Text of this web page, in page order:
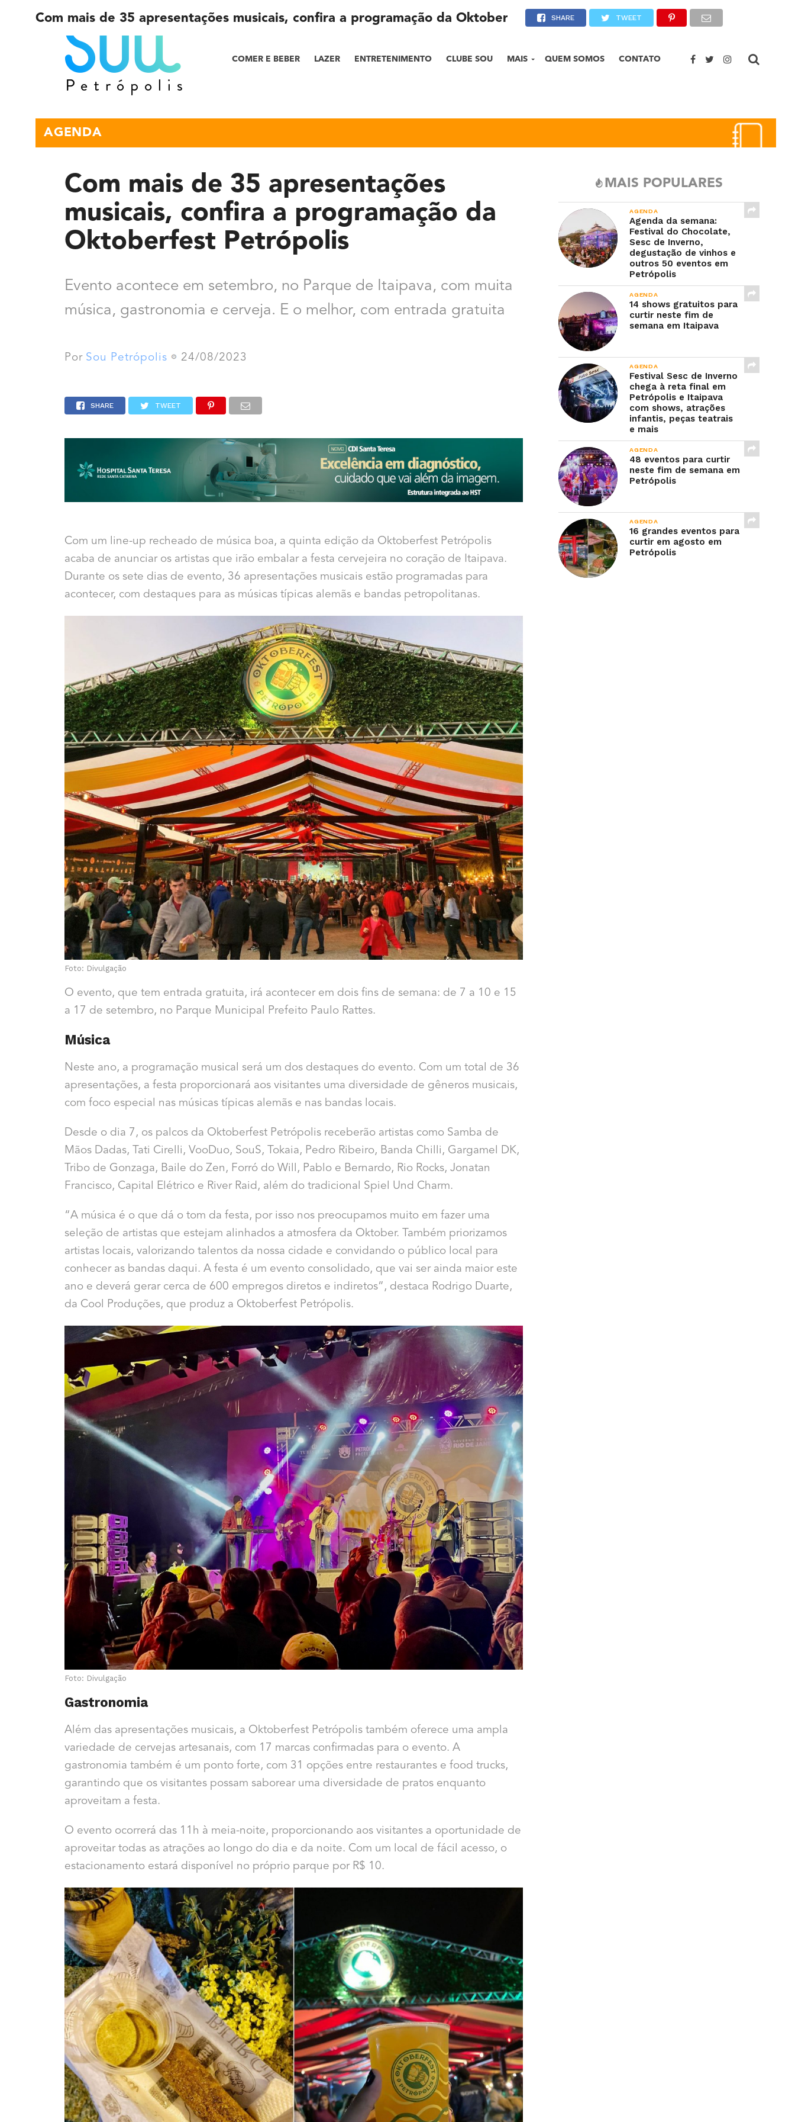
COMER E BEBER LAZER ENTRETENIMENTO CLUBE SOU MAIS QUEM SOMOS CONTATO
Com mais de 35 apresentações musicais, confira a programação da Oktoberfest Petrópolis
SHARE TWEET
AGENDA
Com mais de 35 apresentações
musicais, confira a programação da
Oktoberfest Petrópolis
Evento acontece em setembro, no Parque de Itaipava, com muita
música, gastronomia e cerveja. E o melhor, com entrada gratuita
Por Sou Petrópolis 24/08/2023
SHARE TWEET
Com um line-up recheado de música boa, a quinta edição da Oktoberfest Petrópolis
acaba de anunciar os artistas que irão embalar a festa cervejeira no coração de Itaipava.
Durante os sete dias de evento, 36 apresentações musicais estão programadas para
acontecer, com destaques para as músicas típicas alemãs e bandas petropolitanas.
Foto: Divulgação
O evento, que tem entrada gratuita, irá acontecer em dois fins de semana: de 7 a 10 e 15
a 17 de setembro, no Parque Municipal Prefeito Paulo Rattes.
Música
Neste ano, a programação musical será um dos destaques do evento. Com um total de 36
apresentações, a festa proporcionará aos visitantes uma diversidade de gêneros musicais,
com foco especial nas músicas típicas alemãs e nas bandas locais.
Desde o dia 7, os palcos da Oktoberfest Petrópolis receberão artistas como Samba de
Mãos Dadas, Tati Cirelli, VooDuo, SouS, Tokaia, Pedro Ribeiro, Banda Chilli, Gargamel DK,
Tribo de Gonzaga, Baile do Zen, Forró do Will, Pablo e Bernardo, Rio Rocks, Jonatan
Francisco, Capital Elétrico e River Raid, além do tradicional Spiel Und Charm.
“A música é o que dá o tom da festa, por isso nos preocupamos muito em fazer uma
seleção de artistas que estejam alinhados a atmosfera da Oktober. Também priorizamos
artistas locais, valorizando talentos da nossa cidade e convidando o público local para
conhecer as bandas daqui. A festa é um evento consolidado, que vai ser ainda maior este
ano e deverá gerar cerca de 600 empregos diretos e indiretos”, destaca Rodrigo Duarte,
da Cool Produções, que produz a Oktoberfest Petrópolis.
Foto: Divulgação
Gastronomia
Além das apresentações musicais, a Oktoberfest Petrópolis também oferece uma ampla
variedade de cervejas artesanais, com 17 marcas confirmadas para o evento. A
gastronomia também é um ponto forte, com 31 opções entre restaurantes e food trucks,
garantindo que os visitantes possam saborear uma diversidade de pratos enquanto
aproveitam a festa.
O evento ocorrerá das 11h à meia-noite, proporcionando aos visitantes a oportunidade de
aproveitar todas as atrações ao longo do dia e da noite. Com um local de fácil acesso, o
estacionamento estará disponível no próprio parque por R$ 10.
MAIS POPULARES
AGENDA
Agenda da semana:
Festival do Chocolate,
Sesc de Inverno,
degustação de vinhos e
outros 50 eventos em
Petrópolis
AGENDA
14 shows gratuitos para
curtir neste fim de
semana em Itaipava
AGENDA
Festival Sesc de Inverno
chega à reta final em
Petrópolis e Itaipava
com shows, atrações
infantis, peças teatrais
e mais
AGENDA
48 eventos para curtir
neste fim de semana em
Petrópolis
AGENDA
16 grandes eventos para
curtir em agosto em
Petrópolis